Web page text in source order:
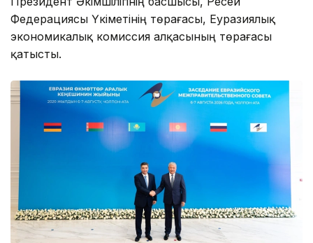
Федерациясы Үкіметінің төрағасы, Еуразиялық
экономикалық комиссия алқасының төрағасы
қатысты.